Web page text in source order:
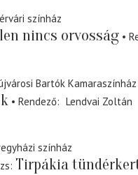
színház
nincs orvosság
Bartók Kamaraszínház
Rendező
Lendvai Zoltán
színház
Tirpákia